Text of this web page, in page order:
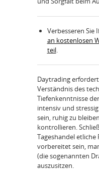
Verbesseren Sie
an kostenlosen
teil.
Daytrading
Verständnis des
Tiefenkenntnisse
intensiv und
sein, ruhig zu
kontrollieren.
Tageshandel etliche
vorbereitet sein,
(die sogenannten
auszusitzen.